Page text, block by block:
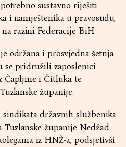
sustavno riješiti
i namještenika u pravosuđu,
razini Federacije BiH.
održana i prosvjedna šetnja
se pridružili zaposlenici
Čapljine i Čitluka te
županije.
sindikata državnih službenika
Tuzlanske županije Nedžad
iz HNŽ-a, podsjetivši